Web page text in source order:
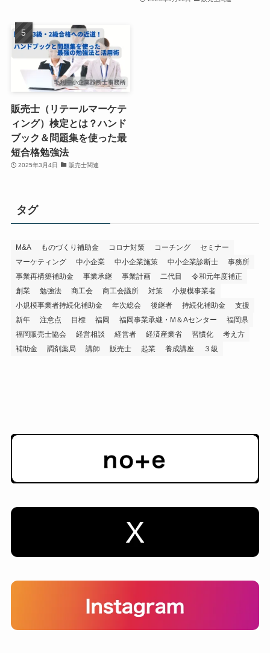
販売士（リテールマーケテ
ィング）検定とは？ハンド
ブック＆問題集を使った最
短合格勉強法
2025年3月4日 販売士関連
タグ
M&A ものづくり補助金 コロナ対策 コーチング
セミナー
マーケティング
中小企業 中小企業施策 中小企業診断士
事務所
事業再構築補助金
事業承継 事業計画 二代目
令和元年度補正
創業
勉強法 商工会 商工会議所 対策
小規模事業者
小規模事業者持続化補助金
年次総会 後継者 持続化補助金
支援
新年
注意点 目標 福岡 福岡事業承継・M＆Aセンター
福岡県
福岡販売士協会
経営相談 経営者 経済産業省 習慣化
考え方
補助金
調剤薬局 講師 販売士 起業 養成講座 ３級